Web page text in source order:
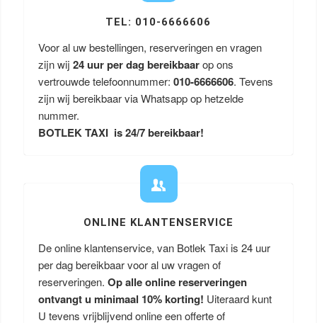
TEL: 010-6666606
Voor al uw bestellingen, reserveringen en vragen
zijn wij 24 uur per dag bereikbaarop ons
vertrouwde telefoonnummer: 010-6666606. Tevens
zijn wij bereikbaar via Whatsapp op hetzelde
nummer.
BOTLEK TAXI is 24/7 bereikbaar!
ONLINE KLANTENSERVICE
De online klantenservice, van Botlek Taxi is 24 uur
per dag bereikbaar voor al uw vragen of
reserveringen. Op alle online reserveringen
ontvangt u minimaal 10% korting! Uiteraard kunt
U tevens vrijblijvend online een offerte of